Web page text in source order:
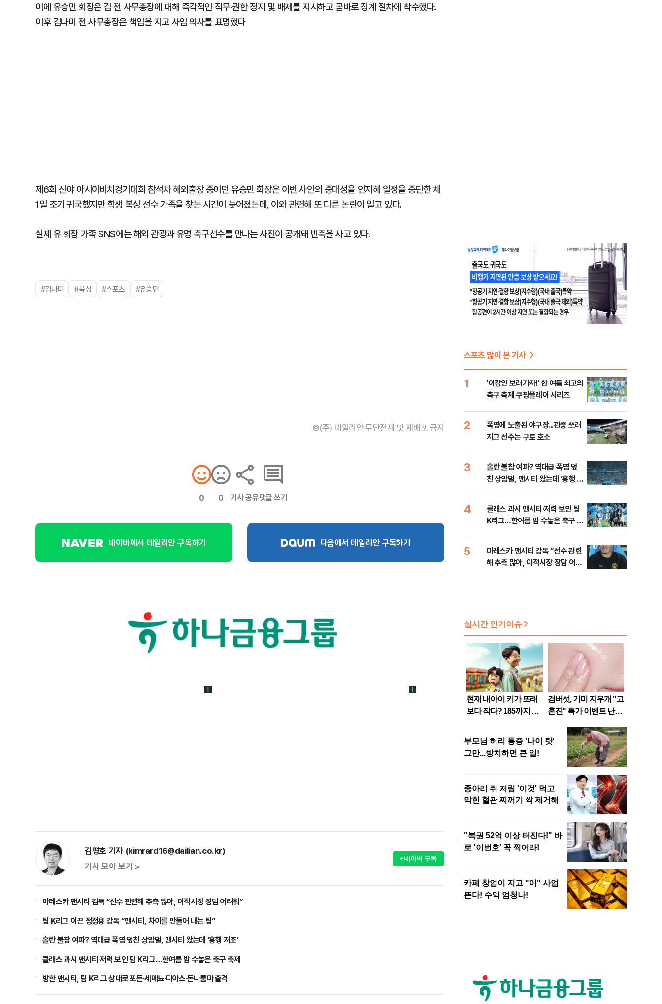
이에 유승민 회장은 김 전 사무총장에 대해 즉각적인 직무·권한 정지 및 배제를 지시하고 곧바로 징계 절차에 착수했다.
이후 김나미 전 사무총장은 책임을 지고 사임 의사를 표명했다
제6회 산야 아시아비치경기대회 참석차 해외출장 중이던 유승민 회장은 이번 사안의 중대성을 인지해 일정을 중단한 채
1일 조기 귀국했지만 학생 복싱 선수 가족을 찾는 시간이 늦어졌는데, 이와 관련해 또 다른 논란이 일고 있다.
실제 유 회장 가족 SNS에는 해외 관광과 유명 축구선수를 만나는 사진이 공개돼 빈축을 사고 있다.
#김나미 #복싱 #스포츠 #유승민
©(주) 데일리안 무단전재 및 재배포 금지
0 0 기사 공유댓글 쓰기
네이버에서 데일리안 구독하기 다음에서 데일리안 구독하기
김평호 기자 (kimrard16@dailian.co.kr)
기사 모아 보기 >
+네이버 구독
마레스카 맨시티 감독 “선수 관련해 추측 많아, 이적시장 장담 어려워”
팀 K리그 이끈 정정용 감독 “맨시티, 차이를 만들어 내는 팀”
홀란 불참 여파? 역대급 폭염 덮친 상암벌, 맨시티 왔는데 ‘흥행 저조’
클래스 과시 맨시티·저력 보인 팀 K리그…한여름 밤 수놓은 축구 축제
방한 맨시티, 팀 K리그 상대로 포든·세메뇨·디아스·돈나룸마 출격
스포츠 많이 본 기사
1
'이강인 보러가자!' 한 여름 최고의
축구 축제 쿠팡플레이 시리즈
2
폭염에 노출된 야구장...관중 쓰러
지고 선수는 구토 호소
3
홀란 불참 여파? 역대급 폭염 덮
친 상암벌, 맨시티 왔는데 ‘흥행 저
4
클래스 과시 맨시티·저력 보인 팀
K리그…한여름 밤 수놓은 축구 축
5
마레스카 맨시티 감독 “선수 관련
해 추측 많아, 이적시장 장담 어려